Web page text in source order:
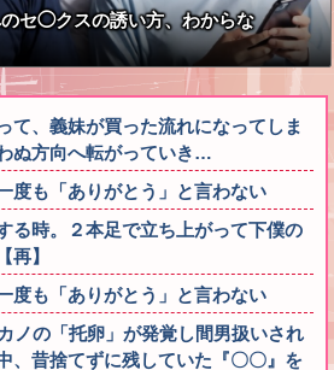
のセ◯クスの誘い方、わからな
て、義妹が買った流れになってしま
ぬ方向へ転がっていき…
度も「ありがとう」と言わない
る時。２本足で立ち上がって下僕の
再】
度も「ありがとう」と言わない
ノの「托卵」が発覚し間男扱いされ
、昔捨てずに残していた『〇〇』を